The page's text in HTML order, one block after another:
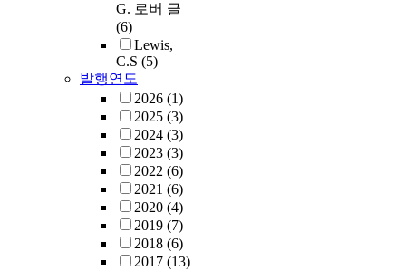
G. 로버 글
(6)
Lewis,
C.S (5)
발행연도
2026 (1)
2025 (3)
2024 (3)
2023 (3)
2022 (6)
2021 (6)
2020 (4)
2019 (7)
2018 (6)
2017 (13)